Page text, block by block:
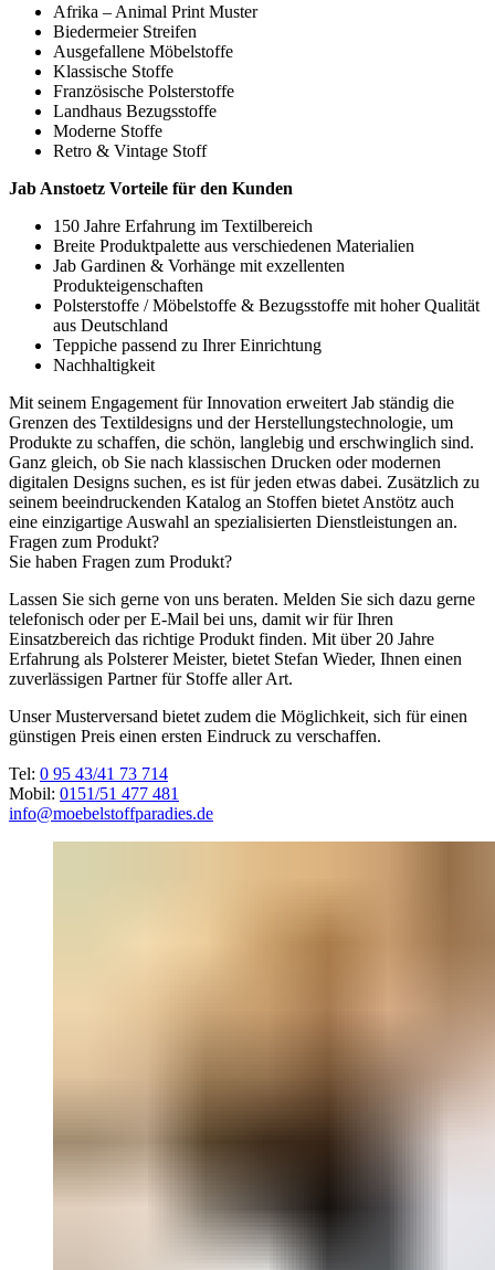
Afrika – Animal Print Muster
Biedermeier Streifen
Ausgefallene Möbelstoffe
Klassische Stoffe
Französische Polsterstoffe
Landhaus Bezugsstoffe
Moderne Stoffe
Retro & Vintage Stoff
Jab Anstoetz Vorteile für den Kunden
150 Jahre Erfahrung im Textilbereich
Breite Produktpalette aus verschiedenen Materialien
Jab Gardinen & Vorhänge mit exzellenten
Produkteigenschaften
Polsterstoffe / Möbelstoffe & Bezugsstoffe mit hoher Qualität
aus Deutschland
Teppiche passend zu Ihrer Einrichtung
Nachhaltigkeit
Mit seinem Engagement für Innovation erweitert Jab ständig die
Grenzen des Textildesigns und der Herstellungstechnologie, um
Produkte zu schaffen, die schön, langlebig und erschwinglich sind.
Ganz gleich, ob Sie nach klassischen Drucken oder modernen
digitalen Designs suchen, es ist für jeden etwas dabei. Zusätzlich zu
seinem beeindruckenden Katalog an Stoffen bietet Anstötz auch
eine einzigartige Auswahl an spezialisierten Dienstleistungen an.
Fragen zum Produkt?
Sie haben Fragen zum Produkt?
Lassen Sie sich gerne von uns beraten. Melden Sie sich dazu gerne
telefonisch oder per E-Mail bei uns, damit wir für Ihren
Einsatzbereich das richtige Produkt finden. Mit über 20 Jahre
Erfahrung als Polsterer Meister, bietet Stefan Wieder, Ihnen einen
zuverlässigen Partner für Stoffe aller Art.
Unser Musterversand bietet zudem die Möglichkeit, sich für einen
günstigen Preis einen ersten Eindruck zu verschaffen.
Tel: 0 95 43/41 73 714
Mobil: 0151/51 477 481
info@moebelstoffparadies.de